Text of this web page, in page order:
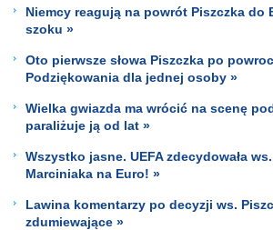
Niemcy reagują na powrót Piszczka do
szoku »
Oto pierwsze słowa Piszczka po
Podziękowania dla jednej osoby »
Wielka gwiazda ma wrócić na scenę
paraliżuje ją od lat »
Wszystko jasne. UEFA zdecydowała
Marciniaka na Euro! »
Lawina komentarzy po decyzji ws.
zdumiewające »